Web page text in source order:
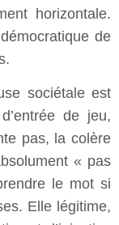
horizontale.
de
sociétale est
de jeu,
pas, la colère
« pas
le mot si
Elle légitime,